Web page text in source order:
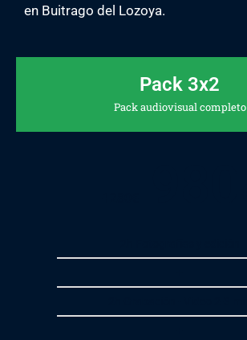
en Buitrago del Lozoya.
Pack 3x2
Pack audiovisual completo